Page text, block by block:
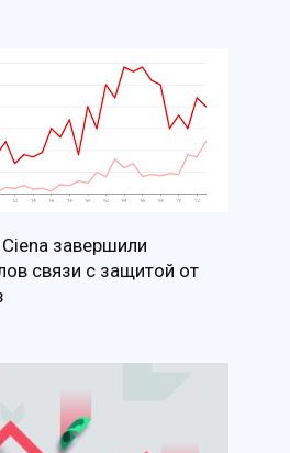
завершили
связи с защитой от